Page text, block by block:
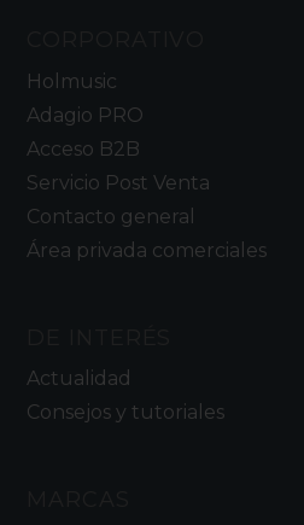
Holmusic
Adagio PRO
Acceso B2B
Servicio Post Venta
Contacto general
Área privada comerciales
Actualidad
Consejos y tutoriales